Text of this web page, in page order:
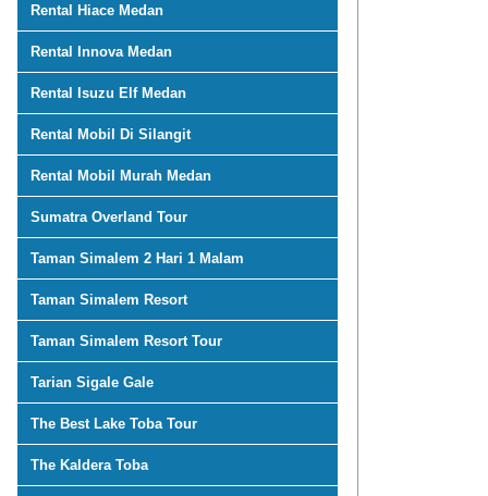
Rental Hiace Medan
Rental Innova Medan
Rental Isuzu Elf Medan
Rental Mobil Di Silangit
Rental Mobil Murah Medan
Sumatra Overland Tour
Taman Simalem 2 Hari 1 Malam
Taman Simalem Resort
Taman Simalem Resort Tour
Tarian Sigale Gale
The Best Lake Toba Tour
The Kaldera Toba